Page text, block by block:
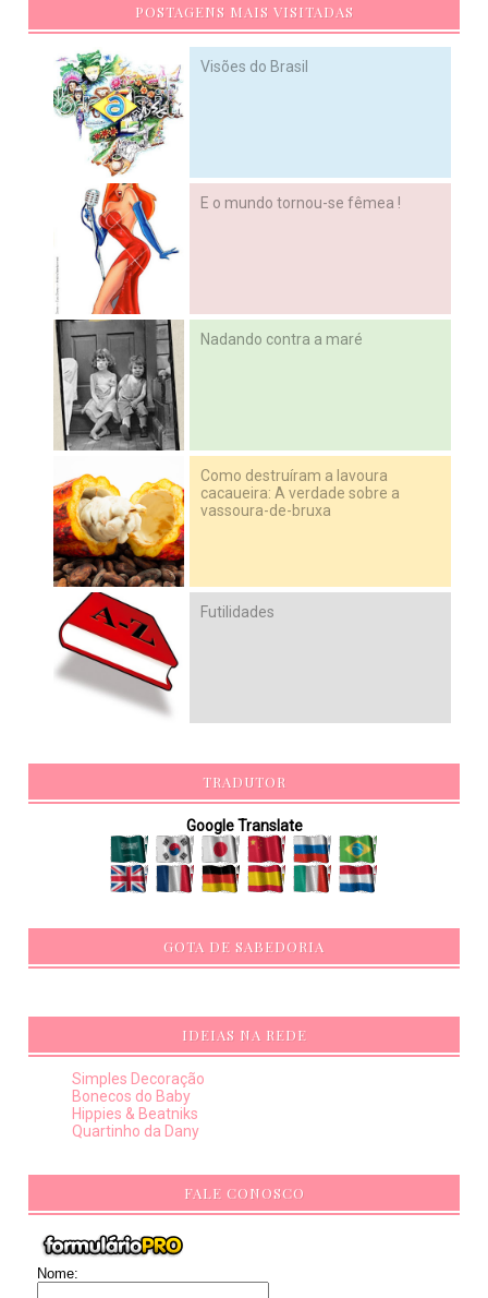
POSTAGENS MAIS VISITADAS
Visões do Brasil
E o mundo tornou-se fêmea !
Nadando contra a maré
Como destruíram a lavoura
cacaueira: A verdade sobre a
vassoura-de-bruxa
Futilidades
TRADUTOR
Google Translate
GOTA DE SABEDORIA
IDEIAS NA REDE
Simples Decoração
Bonecos do Baby
Hippies & Beatniks
Quartinho da Dany
FALE CONOSCO
Nome: